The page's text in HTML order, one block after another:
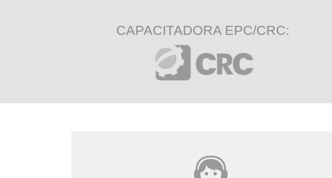
CAPACITADORA EPC/CRC: